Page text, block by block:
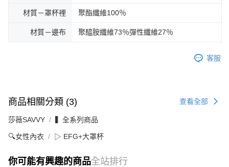
材質－罩杯裡 聚酯纖維100％
材質－邊布 聚醯胺纖維73％彈性纖維27％
客服
商品相關分類 (3) 查看全部
莎薇SAVVY ▍全系列商品
🔍女性內衣 ▷ EFG+大罩杯
你可能有興趣的商品全站排行